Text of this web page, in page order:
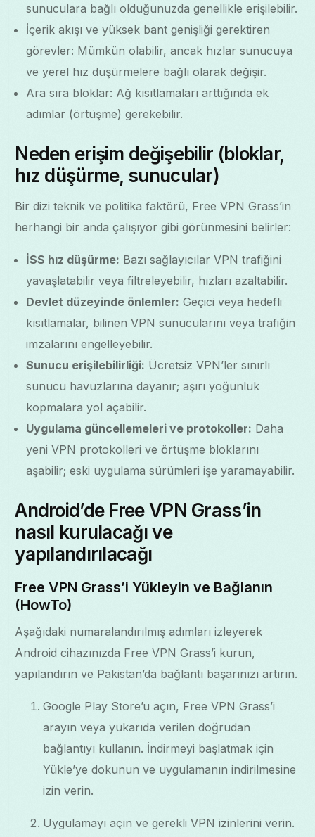
sunuculara bağlı olduğunuzda genellikle erişilebilir.
İçerik akışı ve yüksek bant genişliği gerektiren
görevler: Mümkün olabilir, ancak hızlar sunucuya
ve yerel hız düşürmelere bağlı olarak değişir.
Ara sıra bloklar: Ağ kısıtlamaları arttığında ek
adımlar (örtüşme) gerekebilir.
Neden erişim değişebilir (bloklar,
hız düşürme, sunucular)
Bir dizi teknik ve politika faktörü, Free VPN Grass’in
herhangi bir anda çalışıyor gibi görünmesini belirler:
İSS hız düşürme: Bazı sağlayıcılar VPN trafiğini
yavaşlatabilir veya filtreleyebilir, hızları azaltabilir.
Devlet düzeyinde önlemler: Geçici veya hedefli
kısıtlamalar, bilinen VPN sunucularını veya trafiğin
imzalarını engelleyebilir.
Sunucu erişilebilirliği: Ücretsiz VPN’ler sınırlı
sunucu havuzlarına dayanır; aşırı yoğunluk
kopmalara yol açabilir.
Uygulama güncellemeleri ve protokoller: Daha
yeni VPN protokolleri ve örtüşme bloklarını
aşabilir; eski uygulama sürümleri işe yaramayabilir.
Android’de Free VPN Grass’in
nasıl kurulacağı ve
yapılandırılacağı
Free VPN Grass’i Yükleyin ve Bağlanın
(HowTo)
Aşağıdaki numaralandırılmış adımları izleyerek
Android cihazınızda Free VPN Grass’i kurun,
yapılandırın ve Pakistan’da bağlantı başarınızı artırın.
Google Play Store’u açın, Free VPN Grass’i
arayın veya yukarıda verilen doğrudan
bağlantıyı kullanın. İndirmeyi başlatmak için
Yükle’ye dokunun ve uygulamanın indirilmesine
izin verin.
Uygulamayı açın ve gerekli VPN izinlerini verin.